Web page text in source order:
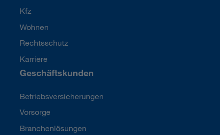
Kfz
Wohnen
Rechtsschutz
Karriere
Geschäftskunden
Betriebsversicherungen
Vorsorge
Branchenlösungen